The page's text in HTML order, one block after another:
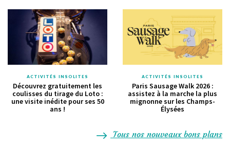
ACTIVITÉS INSOLITES
Découvrez gratuitement les
coulisses du tirage du Loto :
une visite inédite pour ses 50
ans !
ACTIVITÉS INSOLITES
Paris Sausage Walk 2026 :
assistez à la marche la plus
mignonne sur les Champs-
Élysées
Tous nos nouveaux bons plans